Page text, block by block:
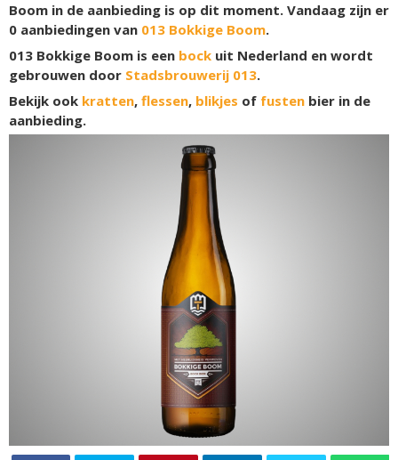
Boom in de aanbieding is op dit moment. Vandaag zijn er
0 aanbiedingen van 013 Bokkige Boom.
013 Bokkige Boom is een bock uit Nederland en wordt
gebrouwen door Stadsbrouwerij 013.
Bekijk ook kratten, flessen, blikjes of fusten bier in de
aanbieding.